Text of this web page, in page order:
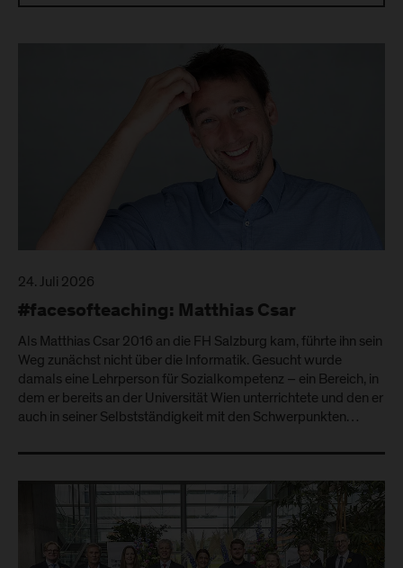
24. Juli 2026
#facesofteaching: Matthias Csar
Als Matthias Csar 2016 an die FH Salzburg kam, führte ihn sein
Weg zunächst nicht über die Informatik. Gesucht wurde
damals eine Lehrperson für Sozialkompetenz – ein Bereich, in
dem er bereits an der Universität Wien unterrichtete und den er
auch in seiner Selbstständigkeit mit den Schwerpunkten…